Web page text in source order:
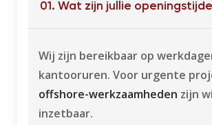
01. Wat zijn jullie
Wij zijn bereikbaar op
kantooruren. Voor urgente
offshore-werkzaamheden zijn
inzetbaar.